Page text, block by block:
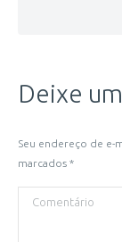
Deixe
Seu endereço de e-
marcados *
Comentário